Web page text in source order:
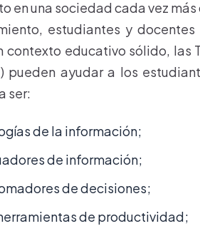
en una sociedad cada vez
estudiantes y
educativo sólido, las
pueden ayudar a los
ser:
de la información;
de información;
de decisiones;
de productividad;